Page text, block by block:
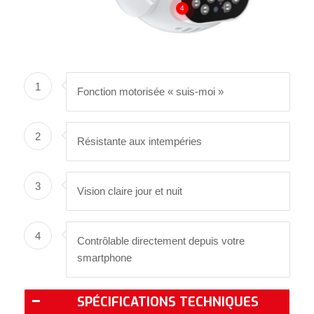
4
1 Fonction motorisée « suis-moi »
2 Résistante aux intempéries
3 Vision claire jour et nuit
4
Contrôlable directement depuis votre
smartphone
SPÉCIFICATIONS TECHNIQUES